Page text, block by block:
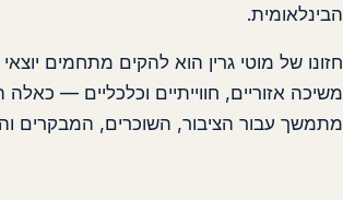
הבינלאומית.
חזונו של מוטי גרין הוא להקים מתחמים
משיכה אזוריים, חווייתיים וכלכליים —
מתמשך עבור הציבור, השוכרים, המבקרים